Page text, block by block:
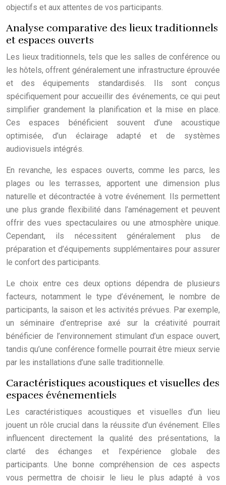
objectifs et aux attentes de vos participants.
Analyse comparative des lieux traditionnels
et espaces ouverts
Les lieux traditionnels, tels que les salles de conférence ou
les hôtels, offrent généralement une infrastructure éprouvée
et des équipements standardisés. Ils sont conçus
spécifiquement pour accueillir des événements, ce qui peut
simplifier grandement la planification et la mise en place.
Ces espaces bénéficient souvent d’une acoustique
optimisée, d’un éclairage adapté et de systèmes
audiovisuels intégrés.
En revanche, les espaces ouverts, comme les parcs, les
plages ou les terrasses, apportent une dimension plus
naturelle et décontractée à votre événement. Ils permettent
une plus grande flexibilité dans l’aménagement et peuvent
offrir des vues spectaculaires ou une atmosphère unique.
Cependant, ils nécessitent généralement plus de
préparation et d’équipements supplémentaires pour assurer
le confort des participants.
Le choix entre ces deux options dépendra de plusieurs
facteurs, notamment le type d’événement, le nombre de
participants, la saison et les activités prévues. Par exemple,
un séminaire d’entreprise axé sur la créativité pourrait
bénéficier de l’environnement stimulant d’un espace ouvert,
tandis qu’une conférence formelle pourrait être mieux servie
par les installations d’une salle traditionnelle.
Caractéristiques acoustiques et visuelles des
espaces événementiels
Les caractéristiques acoustiques et visuelles d’un lieu
jouent un rôle crucial dans la réussite d’un événement. Elles
influencent directement la qualité des présentations, la
clarté des échanges et l’expérience globale des
participants. Une bonne compréhension de ces aspects
vous permettra de choisir le lieu le plus adapté à vos